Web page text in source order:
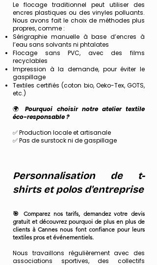
Le flocage traditionnel peut utiliser des
encres plastiques ou des vinyles polluants.
Nous avons fait le choix de méthodes plus
propres, comme :
Sérigraphie manuelle à base d’encres à
l’eau sans solvants ni phtalates
Flocage sans PVC, avec des films
recyclables
Impression à la demande, pour éviter le
gaspillage
Textiles certifiés (coton bio, Oeko-Tex, GOTS,
etc.)
🌍Pourquoi choisir notre atelier textile
éco-responsable ?
✅ Production locale et artisanale
✅ Pas de surstock ni de gaspillage
Personnalisation de t-
shirts et polos d'entreprise
🎯 Comparez nos tarifs, demandez votre devis
gratuit et découvrez pourquoi de plus en plus de
clients à Cannes nous font confiance pour leurs
textiles pros et événementiels.
Nous travaillons régulièrement avec des
associations sportives, des collectifs